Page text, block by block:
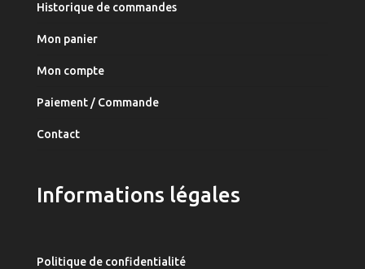
Historique de commandes
Mon panier
Mon compte
Paiement / Commande
Contact
Informations légales
Politique de confidentialité